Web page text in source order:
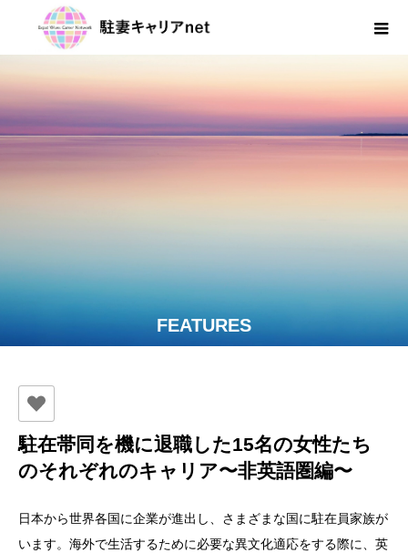
FEATURES
駐在帯同を機に退職した15名の女性たち
のそれぞれのキャリア〜非英語圏編〜
日本から世界各国に企業が進出し、さまざまな国に駐在員家族が
います。海外で生活するために必要な異文化適応をする際に、英